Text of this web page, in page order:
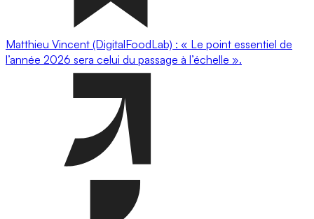
Matthieu Vincent (DigitalFoodLab) : « Le point essentiel de
l’année 2026 sera celui du passage à l’échelle ».